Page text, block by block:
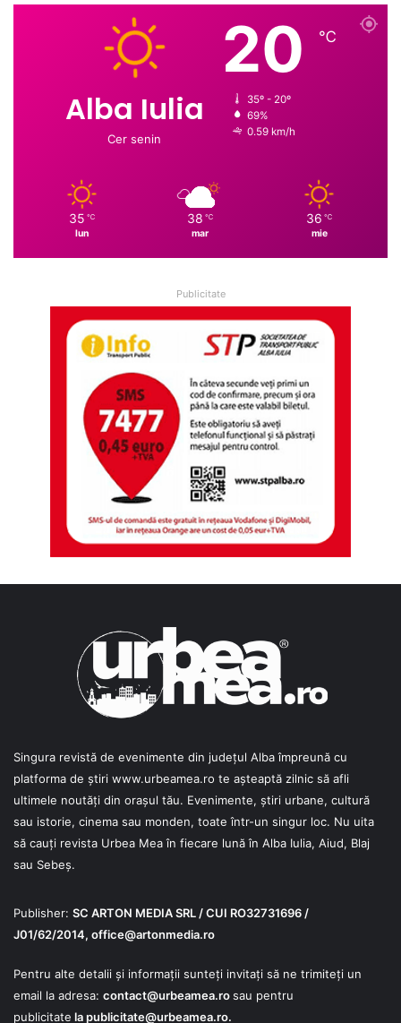
Alba Iulia
Cer senin
20 ℃
35º - 20º
69%
0.59 km/h
35 ℃
lun
38 ℃
mar
36 ℃
mie
Publicitate
Singura revistă de evenimente din județul Alba împreună cu
platforma de știri www.urbeamea.ro te așteaptă zilnic să afli
ultimele noutăți din orașul tău. Evenimente, știri urbane, cultură
sau istorie, cinema sau monden, toate într-un singur loc. Nu uita
să cauți revista Urbea Mea în fiecare lună în Alba Iulia, Aiud, Blaj
sau Sebeș.
Publisher: SC ARTON MEDIA SRL / CUI RO32731696 /
J01/62/2014, office@artonmedia.ro
Pentru alte detalii și informații sunteți invitați să ne trimiteți un
email la adresa: contact@urbeamea.rosau pentru
publicitate lapublicitate@urbeamea.ro.